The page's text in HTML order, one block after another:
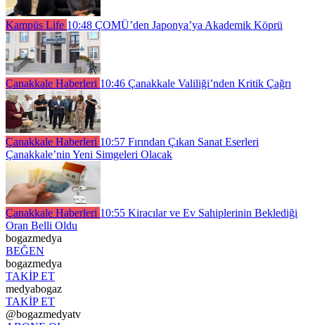
Kampüs Life 10:48 ÇOMÜ’den Japonya’ya Akademik Köprü
Çanakkale Haberleri 10:46 Çanakkale Valiliği’nden Kritik Çağrı
Çanakkale Haberleri 10:57 Fırından Çıkan Sanat Eserleri
Çanakkale’nin Yeni Simgeleri Olacak
Çanakkale Haberleri 10:55 Kiracılar ve Ev Sahiplerinin Beklediği
Oran Belli Oldu
bogazmedya
BEĞEN
bogazmedya
TAKİP ET
medyabogaz
TAKİP ET
@bogazmedyatv